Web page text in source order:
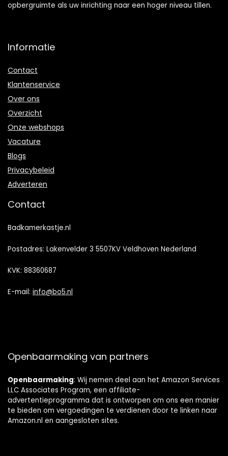
opbergruimte als uw inrichting naar een hoger niveau tillen.
Informatie
Contact
Klantenservice
Over ons
Overzicht
Onze webshops
Vacature
Blogs
Privacybeleid
Adverteren
Contact
Badkamerkastje.nl
Postadres: Lakenvelder 3 5507KV Veldhoven Nederland
KVK: 88360687
E-mail: info@bo5.nl
Openbaarmaking van partners
Openbaarmaking: Wij nemen deel aan het Amazon Services
LLC Associates Program, een affiliate-
advertentieprogramma dat is ontworpen om ons een manier
te bieden om vergoedingen te verdienen door te linken naar
Amazon.nl en aangesloten sites.